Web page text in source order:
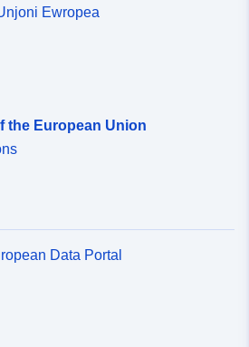
Ewropea
the European Union
Data Portal